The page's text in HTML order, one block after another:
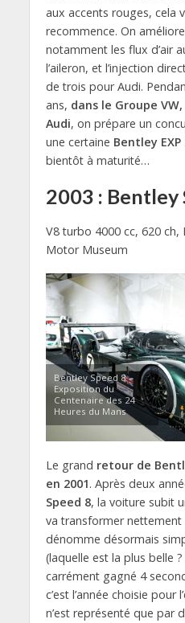
aux accents rouges, cela
recommence. On
notamment les flux d’air
l’aileron, et l’injection
de trois pour Audi.
ans, dans le Groupe
Audi, on prépare un
une certaine Bentley EXP
bientôt à maturité…
2003 : Bentley
V8 turbo 4000 cc, 620
Motor Museum
Bentley Speed 8 –
Exposition du
Centenaire des 24
Heures du Mans
Le grand retour de
en 2001. Après deux
Speed 8, la voiture subit
va transformer
dénomme désormais
(laquelle est la plus belle
carrément gagné 4
c’est l’année choisie pour
n’est représenté que par